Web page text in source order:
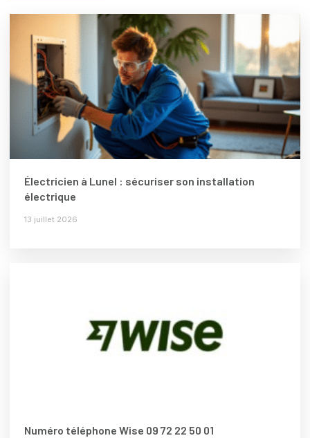
Électricien à Lunel : sécuriser son installation
électrique
13 juillet 2026
Numéro téléphone Wise 09 72 22 50 01